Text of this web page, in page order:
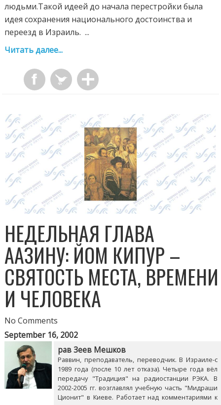
людьми.Такой идеей до начала перестройки была
идея сохранения национального достоинства и
переезд в Израиль. ...
Читать далее...
НЕДЕЛЬНАЯ ГЛАВА
ААЗИНУ: ЙОМ КИПУР –
СВЯТОСТЬ МЕСТА, ВРЕМЕНИ
И ЧЕЛОВЕКА
No Comments
September 16, 2002
рав Зеев Мешков
Раввин, преподаватель, переводчик. В Израиле-с
1989 года (после 10 лет отказа). Четыре года вёл
передачу "Традиция" на радиостанции РЭКА. В
2002-2005 гг. возглавлял учебную часть "Мидраши
Ционит" в Киеве. Работает над комментариями к